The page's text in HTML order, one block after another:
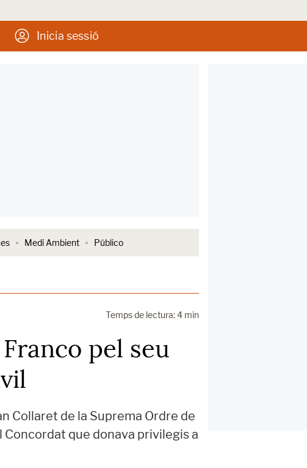
Inicia sessió
Medi Ambient Público
Temps de lectura: 4 min
pel seu
Collaret de la Suprema Ordre de
que donava privilegis a